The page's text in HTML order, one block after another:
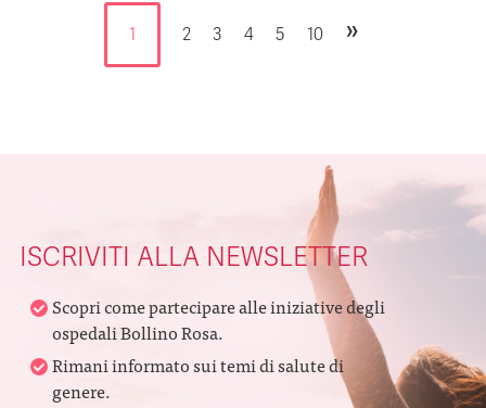
1 2 3 4 5 10 »
ISCRIVITI ALLA NEWSLETTER
Scopri come partecipare alle iniziative degli
ospedali Bollino Rosa.
Rimani informato sui temi di salute di
genere.